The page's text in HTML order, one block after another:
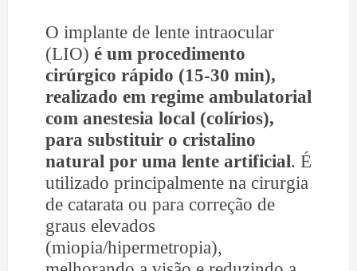
O implante de lente intraocular
(LIO) é um procedimento
cirúrgico rápido (15-30 min),
realizado em regime ambulatorial
com anestesia local (colírios),
para substituir o cristalino
natural por uma lente artificial. É
utilizado principalmente na cirurgia
de catarata ou para correção de
graus elevados
(miopia/hipermetropia),